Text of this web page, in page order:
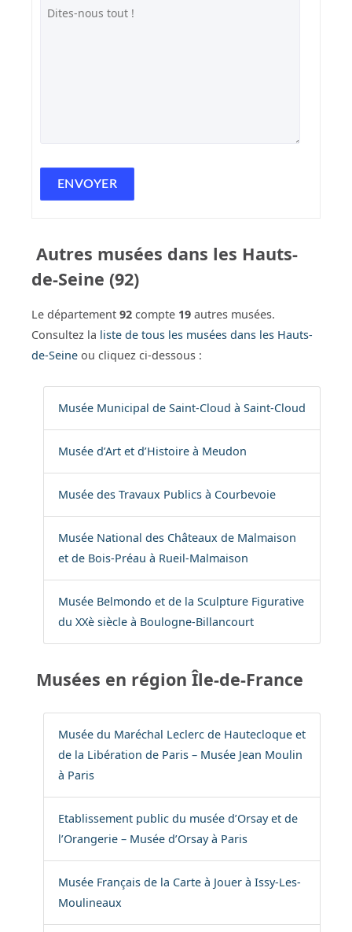
Autres musées dans les Hauts-
de-Seine (92)
Le département 92 compte 19 autres musées.
Consultez la liste de tous les musées dans les Hauts-
de-Seine ou cliquez ci-dessous :
Musée Municipal de Saint-Cloud à Saint-Cloud
Musée d’Art et d’Histoire à Meudon
Musée des Travaux Publics à Courbevoie
Musée National des Châteaux de Malmaison
et de Bois-Préau à Rueil-Malmaison
Musée Belmondo et de la Sculpture Figurative
du XXè siècle à Boulogne-Billancourt
Musées en région Île-de-France
Musée du Maréchal Leclerc de Hautecloque et
de la Libération de Paris – Musée Jean Moulin
à Paris
Etablissement public du musée d’Orsay et de
l’Orangerie – Musée d’Orsay à Paris
Musée Français de la Carte à Jouer à Issy-Les-
Moulineaux